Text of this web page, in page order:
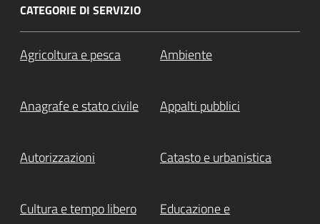
CATEGORIE DI SERVIZIO
Agricoltura e pesca Ambiente
Anagrafe e stato civile Appalti pubblici
Autorizzazioni Catasto e urbanistica
Cultura e tempo libero
Educazione e